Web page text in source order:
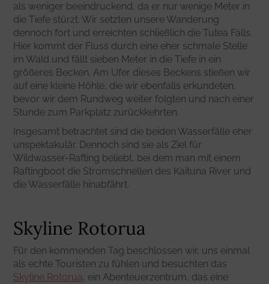
als weniger beeindruckend, da er nur wenige Meter in
die Tiefe stürzt. Wir setzten unsere Wanderung
dennoch fort und erreichten schließlich die Tutea Falls.
Hier kommt der Fluss durch eine eher schmale Stelle
im Wald und fällt sieben Meter in die Tiefe in ein
größeres Becken. Am Ufer dieses Beckens stießen wir
auf eine kleine Höhle, die wir ebenfalls erkundeten,
bevor wir dem Rundweg weiter folgten und nach einer
Stunde zum Parkplatz zurückkehrten.
Insgesamt betrachtet sind die beiden Wasserfälle eher
unspektakulär. Dennoch sind sie als Ziel für
Wildwasser-Rafting beliebt, bei dem man mit einem
Raftingboot die Stromschnellen des Kaituna River und
die Wasserfälle hinabfährt.
Skyline Rotorua
Für den kommenden Tag beschlossen wir, uns einmal
als echte Touristen zu fühlen und besuchten das
Skyline Rotorua, ein Abenteuerzentrum, das eine